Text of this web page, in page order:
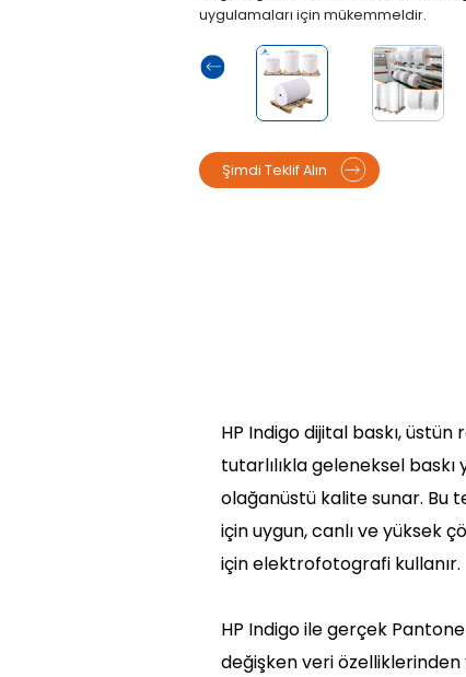
uygulamaları için mükemmeldir.
Şimdi Teklif Alın
HP Indigo dijital baskı,
tutarlılıkla geleneksel
olağanüstü kalite sunar. Bu
için uygun, canlı ve yüksek
için elektrofotografi kullanır.
HP Indigo ile gerçek
değişken veri özelliklerinden